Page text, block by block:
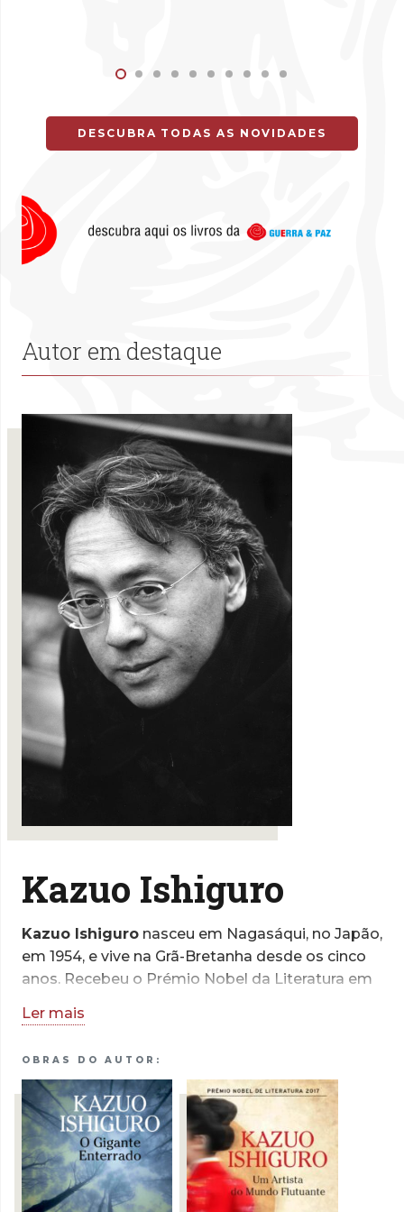
DESCUBRA TODAS AS NOVIDADES
Autor em destaque
Kazuo Ishiguro
Kazuo Ishiguro nasceu em Nagasáqui, no Japão,
em 1954, e vive na Grã-Bretanha desde os cinco
anos. Recebeu o Prémio Nobel da Literatura em
cinquenta línguas. Entre as outras distinções que
grau de Oficial da Ordem do Império Britânico e
a condecoração francesa como Cavaleiro da
Ordem das Artes e Letras.
Kazuo Ishiguro dedica-se ainda
esporadicamente à escrita de argumentos para
cinema. O argumento que escreveu para o filme
Living valeu-lhe, em 2023, nomeações para os
Ler mais
OBRAS DO AUTOR: